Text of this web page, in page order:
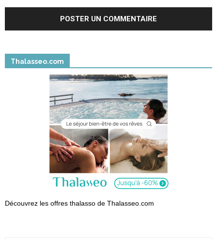
Thalasseo.com
Découvrez les offres thalasso de Thalasseo.com